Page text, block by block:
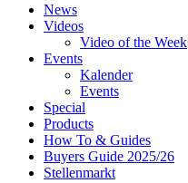
News
Videos
Video of the Week
Events
Kalender
Events
Special
Products
How To & Guides
Buyers Guide 2025/26
Stellenmarkt